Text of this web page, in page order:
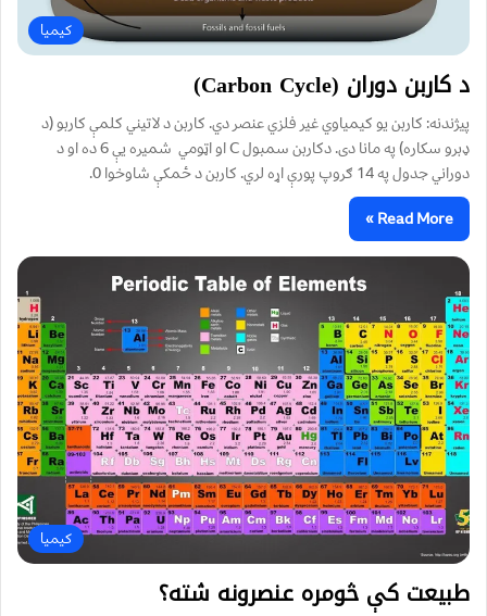
کیمیا
د کاربن دوران (Carbon Cycle)
پیژندنه: کاربن یو کیمیاوي غیر فلزي عنصر دي. کاربن د لاتیني کلمې کاربو (د
ډبرو سکاره) په مانا دی. دکاربن سمبول C او اټومي شمیره یې 6 ده او د
دوراني جدول په 14 ګروپ پورې اړه لري. کاربن د ځمکې شاوخوا 0.
Read More »
کیميا
طبیعت کې څومره عنصرونه شته؟